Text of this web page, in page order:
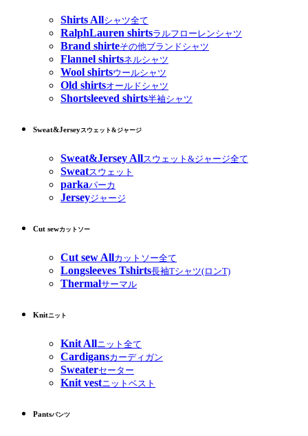
Shirts Allシャツ全て
RalphLauren shirtsラルフローレンシャツ
Brand shirteその他ブランドシャツ
Flannel shirtsネルシャツ
Wool shirtsウールシャツ
Old shirtsオールドシャツ
Shortsleeved shirts半袖シャツ
Sweat&Jerseyスウェット&ジャージ
Sweat&Jersey Allスウェット&ジャージ全て
Sweatスウェット
parkaパーカ
Jerseyジャージ
Cut sewカットソー
Cut sew Allカットソー全て
Longsleeves Tshirts長袖Tシャツ(ロンT)
Thermalサーマル
Knitニット
Knit Allニット全て
Cardigansカーディガン
Sweaterセーター
Knit vestニットベスト
Pantsパンツ